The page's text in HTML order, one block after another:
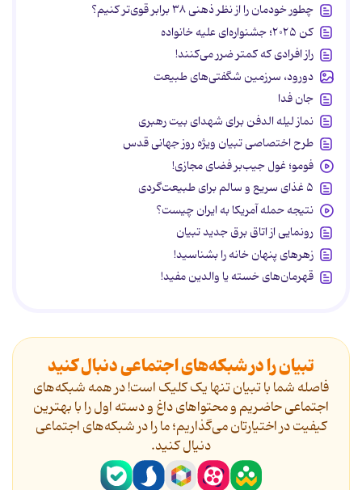
چطور خودمان را از نظر ذهنی ۳۸ برابر قوی‌تر کنیم؟
کن ۲۰۲۵؛ جشنواره‌ای علیه خانواده
راز افرادی که کمتر ضرر می‌کنند!
دورود، سرزمین شگفتی‌های طبیعت
جان فدا
نماز لیله الدفن برای شهدای بیت رهبری
طرح اختصاصی تبیان ویژه روز جهانی قدس
فومو؛ غول جیب‌بر فضای مجازی!
۵ غذای سریع و سالم برای طبیعت‌گردی
نتیجه حمله آمریکا به ایران چیست؟
رونمایی از اتاق برق جدید تبیان
زهرهای پنهان خانه را بشناسید!
قهرمان‌های خسته یا والدین مفید!
تبیان را در شبکه‌های اجتماعی دنبال کنید
فاصله شما با تبیان تنها یک کلیک است! در همه شبکه‌های
اجتماعی حاضریم و محتواهای داغ و دسته اول را با بهترین
کیفیت در اختیارتان می‌گذاریم؛ ما را در شبکه‌های اجتماعی
دنیال کنید.